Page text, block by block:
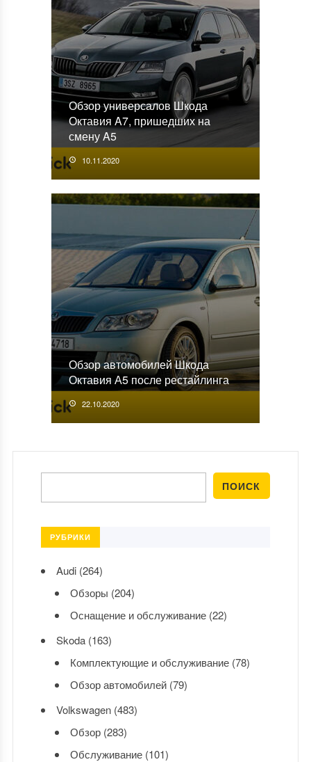
Обзор универсалов Шкода
Октавия A7, пришедших на
смену A5
10.11.2020
Обзор автомобилей Шкода
Октавия А5 после рестайлинга
22.10.2020
РУБРИКИ
Audi(264)
Обзоры (204)
Оснащение и обслуживание(22)
Skoda(163)
Комплектующие и обслуживание(78)
Обзор автомобилей(79)
Volkswagen(483)
Обзор(283)
Обслуживание(101)